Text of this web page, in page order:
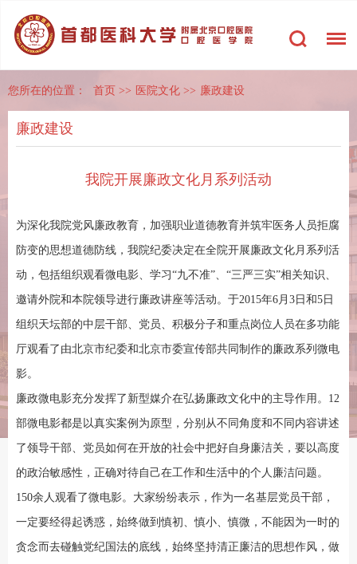
您所在的位置： 首页 >> 医院文化 >> 廉政建设
廉政建设
我院开展廉政文化月系列活动
为深化我院党风廉政教育，加强职业道德教育并筑牢医务人员拒腐
防变的思想道德防线，我院纪委决定在全院开展廉政文化月系列活
动，包括组织观看微电影、学习“九不准”、“三严三实”相关知识、
邀请外院和本院领导进行廉政讲座等活动。于2015年6月3日和5日
组织天坛部的中层干部、党员、积极分子和重点岗位人员在多功能
厅观看了由北京市纪委和北京市委宣传部共同制作的廉政系列微电
影。
廉政微电影充分发挥了新型媒介在弘扬廉政文化中的主导作用。12
部微电影都是以真实案例为原型，分别从不同角度和不同内容讲述
了领导干部、党员如何在开放的社会中把好自身廉洁关，要以高度
的政治敏感性，正确对待自己在工作和生活中的个人廉洁问题。
150余人观看了微电影。大家纷纷表示，作为一名基层党员干部，
一定要经得起诱惑，始终做到慎初、慎小、慎微，不能因为一时的
贪念而去碰触党纪国法的底线，始终坚持清正廉洁的思想作风，做